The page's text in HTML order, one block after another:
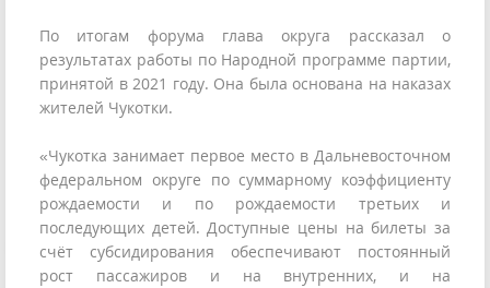
По итогам форума глава округа рассказал о
результатах работы по Народной программе партии,
принятой в 2021 году. Она была основана на наказах
жителей Чукотки.
«Чукотка занимает первое место в Дальневосточном
федеральном округе по суммарному коэффициенту
рождаемости и по рождаемости третьих и
последующих детей. Доступные цены на билеты за
счёт субсидирования обеспечивают постоянный
рост пассажиров и на внутренних, и на